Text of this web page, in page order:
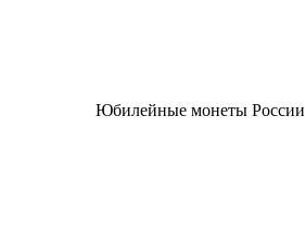
Юбилейные монеты России